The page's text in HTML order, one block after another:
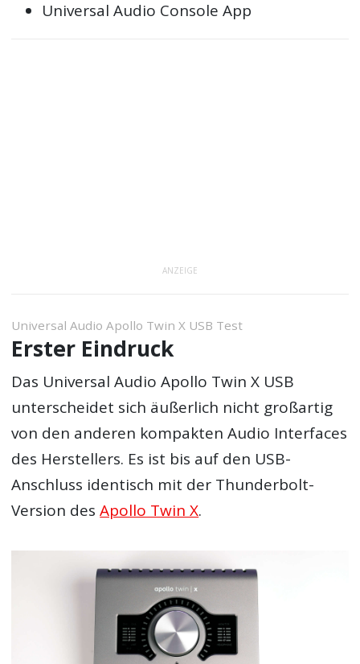
Universal Audio Console App
ANZEIGE
Universal Audio Apollo Twin X USB Test
Erster Eindruck
Das Universal Audio Apollo Twin X USB
unterscheidet sich äußerlich nicht großartig
von den anderen kompakten Audio Interfaces
des Herstellers. Es ist bis auf den USB-
Anschluss identisch mit der Thunderbolt-
Version desApollo Twin X.